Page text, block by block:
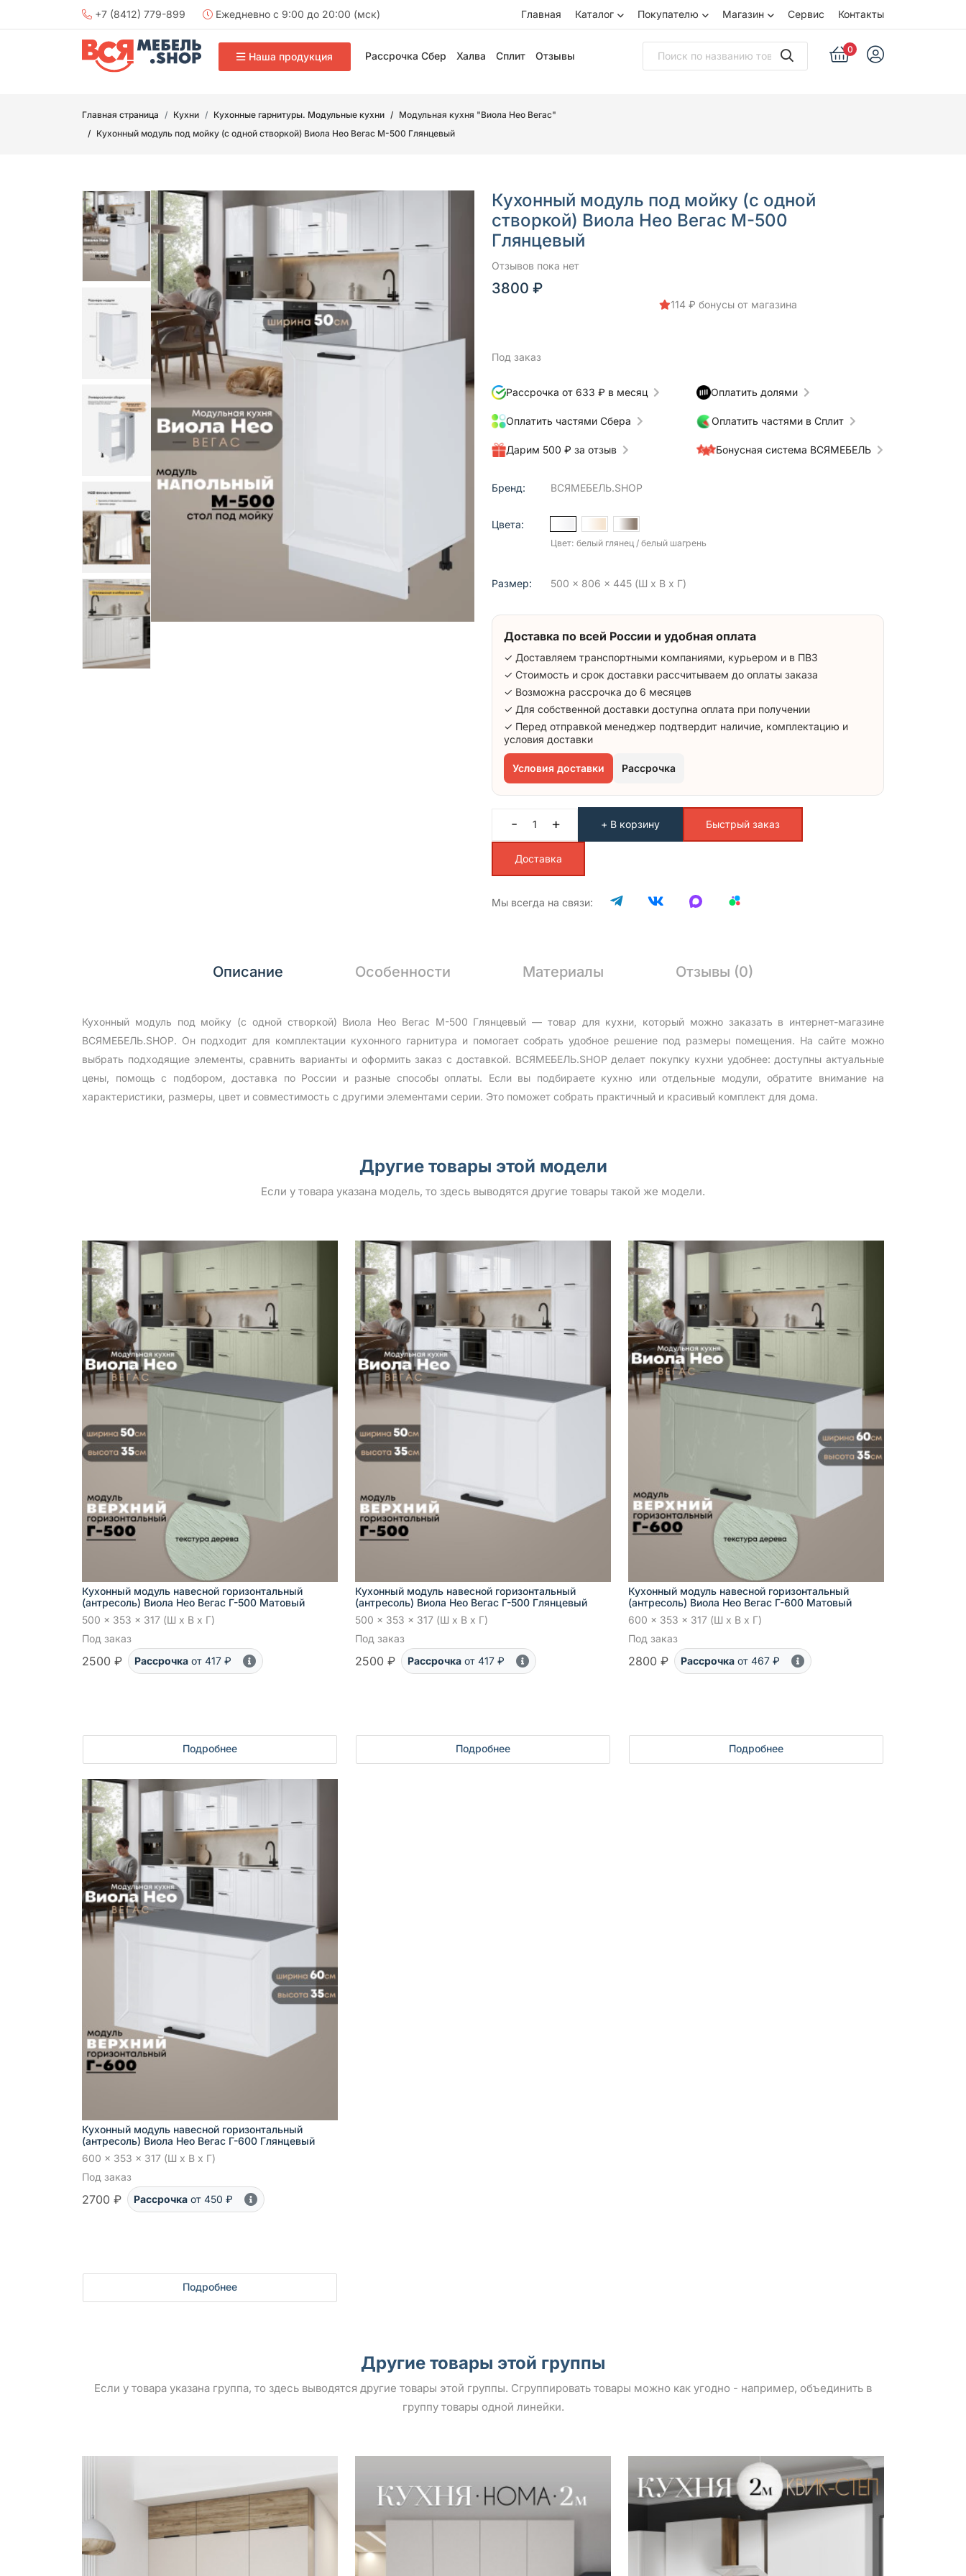
+7 (8412) 779-899 Ежедневно с 9:00 до 20:00 (мск) Главная Каталог Покупателю Магазин Сервис Контакты
Наша продукция Рассрочка Сбер Халва Сплит Отзывы
0
Главная страница Кухни Кухонные гарнитуры. Модульные кухни
Модульная кухня "Виола Нео Вегас"
Кухонный модуль под мойку (с одной створкой) Виола Нео Вегас М-500 Глянцевый
Кухонный модуль под мойку (с одной
створкой) Виола Нео Вегас М-500
Глянцевый
Отзывов пока нет
3800 ₽
114 ₽ бонусы от магазина
Под заказ
Рассрочка от 633 ₽ в месяц Оплатить долями
Оплатить частями Сбера Оплатить частями в Сплит
Дарим 500 ₽ за отзыв Бонусная система ВСЯМЕБЕЛЬ
Бренд: ВСЯМЕБЕЛЬ.SHOP
Цвета:
Цвет: белый глянец / белый шагрень
Размер: 500 x 806 x 445 (Ш x В x Г)
Доставка по всей России и удобная оплата
✓ Доставляем транспортными компаниями, курьером и в ПВЗ
✓ Стоимость и срок доставки рассчитываем до оплаты заказа
✓ Возможна рассрочка до 6 месяцев
✓ Для собственной доставки доступна оплата при получении
✓ Перед отправкой менеджер подтвердит наличие, комплектацию и
условия доставки
Условия доставки Рассрочка
- + + В корзину Быстрый заказ
Доставка
Мы всегда на связи:
Описание Особенности Материалы Отзывы (0)
Кухонный модуль под мойку (с одной створкой) Виола Нео Вегас М-500 Глянцевый — товар для кухни, который можно заказать в интернет-магазине
ВСЯМЕБЕЛЬ.SHOP. Он подходит для комплектации кухонного гарнитура и помогает собрать удобное решение под размеры помещения. На сайте можно
выбрать подходящие элементы, сравнить варианты и оформить заказ с доставкой. ВСЯМЕБЕЛЬ.SHOP делает покупку кухни удобнее: доступны актуальные
цены, помощь с подбором, доставка по России и разные способы оплаты. Если вы подбираете кухню или отдельные модули, обратите внимание на
характеристики, размеры, цвет и совместимость с другими элементами серии. Это поможет собрать практичный и красивый комплект для дома.
Другие товары этой модели
Если у товара указана модель, то здесь выводятся другие товары такой же модели.
Кухонный модуль навесной горизонтальный
(антресоль) Виола Нео Вегас Г-500 Матовый
500 x 353 x 317 (Ш x В x Г)
Под заказ
2500 ₽ Рассрочка от 417 ₽
Подробнее
Кухонный модуль навесной горизонтальный
(антресоль) Виола Нео Вегас Г-500 Глянцевый
500 x 353 x 317 (Ш x В x Г)
Под заказ
2500 ₽ Рассрочка от 417 ₽
Подробнее
Кухонный модуль навесной горизонтальный
(антресоль) Виола Нео Вегас Г-600 Матовый
600 x 353 x 317 (Ш x В x Г)
Под заказ
2800 ₽ Рассрочка от 467 ₽
Подробнее
Кухонный модуль навесной горизонтальный
(антресоль) Виола Нео Вегас Г-600 Глянцевый
600 x 353 x 317 (Ш x В x Г)
Под заказ
2700 ₽ Рассрочка от 450 ₽
Подробнее
Другие товары этой группы
Если у товара указана группа, то здесь выводятся другие товары этой группы. Сгруппировать товары можно как угодно - например, объединить в
группу товары одной линейки.